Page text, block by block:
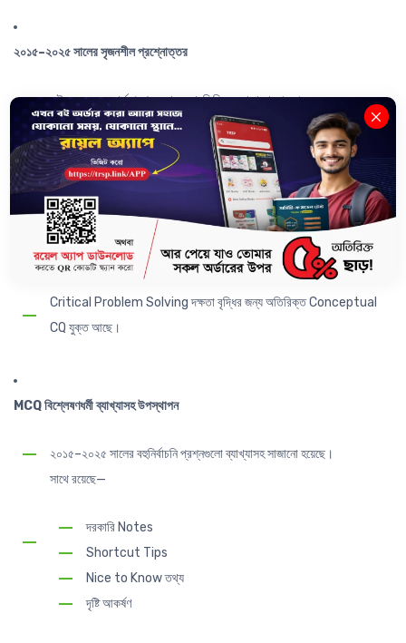
২০১৫–২০২৫ সালের সৃজনশীল প্রশ্নোত্তর
এই ১১ বছরের বোর্ড প্রশ্নগুলো অধ্যায়ভিত্তিক সাজানো আছে।
এগুলো অনুশীলনের মাধ্যমে পরীক্ষার প্রস্তুতি আরও শক্তিশালী করা যাবে।
শীর্ষস্থানীয় কলেজগুলোর Test Exam এর গুরুত্বপূর্ণ প্রশ্ন
বিভিন্ন নামকরা কলেজের Test পরীক্ষার গুরুত্বপূর্ণ সৃজনশীল প্রশ্ন সংযোজন করা
Critical Problem Solving দক্ষতা বৃদ্ধির জন্য অতিরিক্ত Conceptual
CQ যুক্ত আছে।
MCQ বিশ্লেষণধর্মী ব্যাখ্যাসহ উপস্থাপন
২০১৫–২০২৫ সালের বহুনির্বাচনি প্রশ্নগুলো ব্যাখ্যাসহ সাজানো হয়েছে।
সাথে রয়েছে—
দরকারি Notes
Shortcut Tips
Nice to Know তথ্য
দৃষ্টি আকর্ষণ